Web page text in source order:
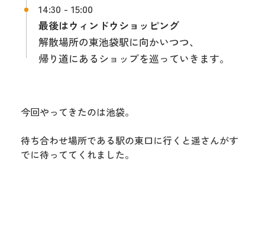
14:30 - 15:00
最後はウィンドウショッピング
解散場所の東池袋駅に向かいつつ、
帰り道にあるショップを巡っていきます。
今回やってきたのは池袋。
待ち合わせ場所である駅の東口に行くと遥さんがす
でに待っててくれました。